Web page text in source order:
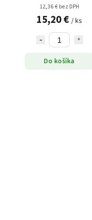
12,36 € bez DPH
15,20 € / ks
Do košíka